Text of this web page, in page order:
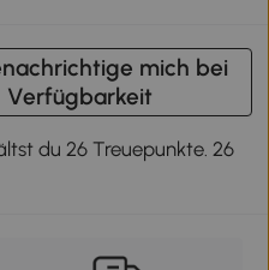
mich bei
Verfügbarkeit
du 26 Treuepunkte. 26